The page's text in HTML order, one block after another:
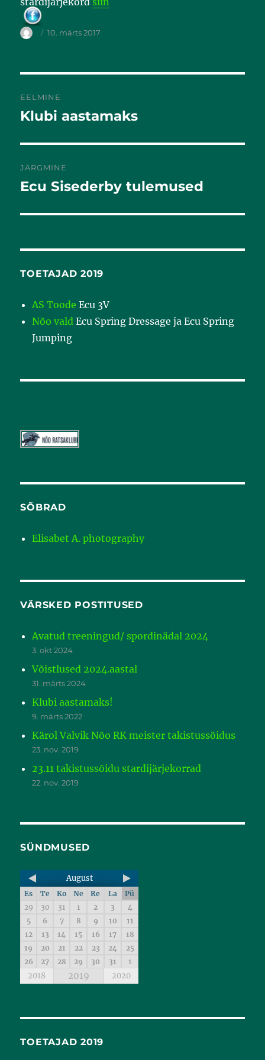
o
o
k
10. märts 2017
EELMINE
Eelmine
Klubi aastamaks
JÄRGMINE
Järgmine
Ecu Sisederby tulemused
TOETAJAD 2019
AS Toode Ecu 3V
Nõo vald Ecu Spring Dressage ja Ecu Spring
Jumping
SÕBRAD
Elisabet A. photography
VÄRSKED POSTITUSED
Avatud treeningud/ spordinädal 2024
3. okt 2024
Võistlused 2024.aastal
31. märts 2024
Klubi aastamaks!
9. märts 2022
Kärol Valvik Nõo RK meister takistussõidus
23. nov. 2019
23.11 takistussõidu stardijärjekorrad
22. nov. 2019
SÜNDMUSED
August
Es Te Ko Ne Re La
Pü
29
30 31 1 2 3
4
5
6 7 8 9 10
11
12
13 14 15 16 17
18
19
20 21 22 23 24
25
26
27 28 29 30 31 1
2018 2019 2020
TOETAJAD 2019